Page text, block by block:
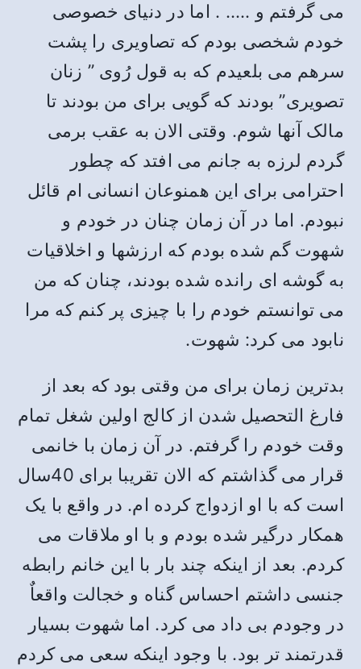
می گرفتم و ….. . اما در دنیای خصوصی
خودم شخصی بودم که تصاویری را پشت
سرهم می بلعیدم که به قول رُوی ” زنان
تصویری” بودند که گویی برای من بودند تا
مالک آنها شوم. وقتی الان به عقب برمی
گردم لرزه به جانم می افتد که چطور
احترامی برای این همنوعان انسانی ام قائل
نبودم. اما در آن زمان چنان در خودم و
شهوت گم شده بودم که ارزشها و اخلاقیات
به گوشه ای رانده شده بودند، چنان که من
می توانستم خودم را با چیزی پر کنم که مرا
نابود می کرد: شهوت.
بدترین زمان برای من وقتی بود که بعد از
فارغ التحصیل شدن از کالج اولین شغل تمام
وقت خودم را گرفتم. در آن زمان با خانمی
قرار می گذاشتم که الان تقریبا برای 40سال
است که با او ازدواج کرده ام. در واقع با یک
همکار درگیر شده بودم و با او ملاقات می
کردم. بعد از اینکه چند بار با این خانم رابطه
جنسی داشتم احساس گناه و خجالت واقعاٌ
در وجودم بی داد می کرد. اما شهوت بسیار
قدرتمند تر بود. با وجود اینکه سعی می کردم